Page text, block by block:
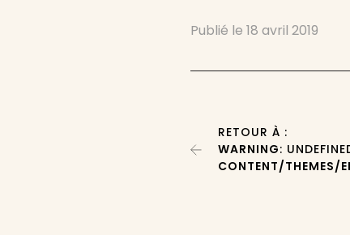
Publié le18 avril 2019
RETOUR À :
WARNING:
CONTENT/THEMES/